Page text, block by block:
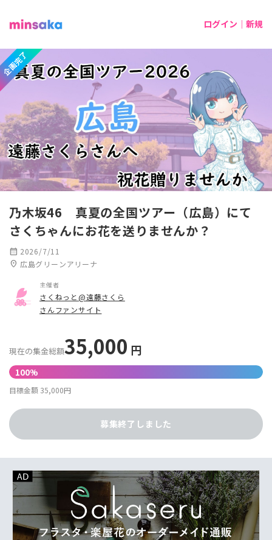
ログイン｜新規
企画完了
乃木坂46 真夏の全国ツアー（広島）にて
さくちゃんにお花を送りませんか？
calendar_month 2026/7/11
location_on 広島グリーンアリーナ
主催者
さくねっと@遠藤さくら
さんファンサイト
現在の集金総額35,000 円
100%
目標金額 35,000円
募集終了しました